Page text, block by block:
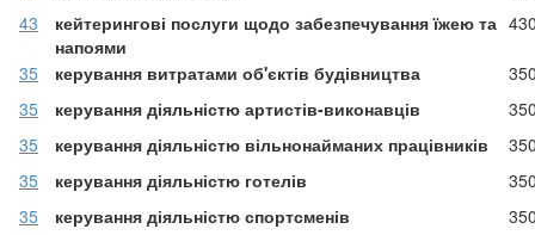
43
кейтерингові послуги щодо забезпечування їжею та
напоями
35 керування витратами об'єктів будівництва
35
керування діяльністю артистів-виконавців
35
керування діяльністю вільнонайманих працівників
35
керування діяльністю готелів
35
керування діяльністю спортсменів